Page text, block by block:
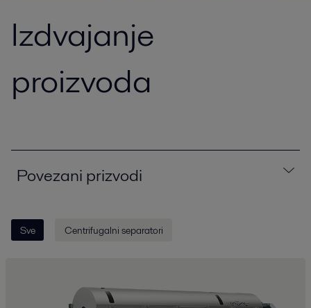
Izdvajanje
proizvoda
Povezani prizvodi
Sve Centrifugalni separatori